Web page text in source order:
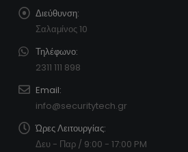
Διεύθυνση:
Σαλαμίνος 10
Τηλέφωνο:
2311 111 898
Email:
info@securitytech.gr
Ώρες Λειτουργίας:
Δευ - Παρ / 9:00 - 17:00 PM